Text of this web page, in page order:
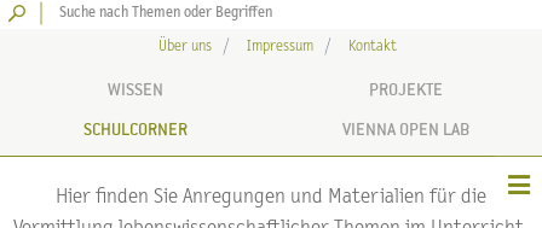
Über uns Impressum Kontakt
WISSEN PROJEKTE
SCHULCORNER VIENNA OPEN LAB
Hier finden Sie Anregungen und Materialien für die